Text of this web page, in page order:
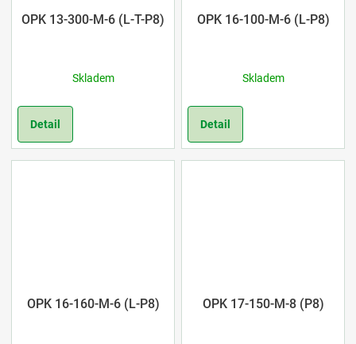
OPK 13-300-M-6 (L-T-P8)
Skladem
Detail
OPK 16-100-M-6 (L-P8)
Skladem
Detail
OPK 16-160-M-6 (L-P8) OPK 17-150-M-8 (P8)